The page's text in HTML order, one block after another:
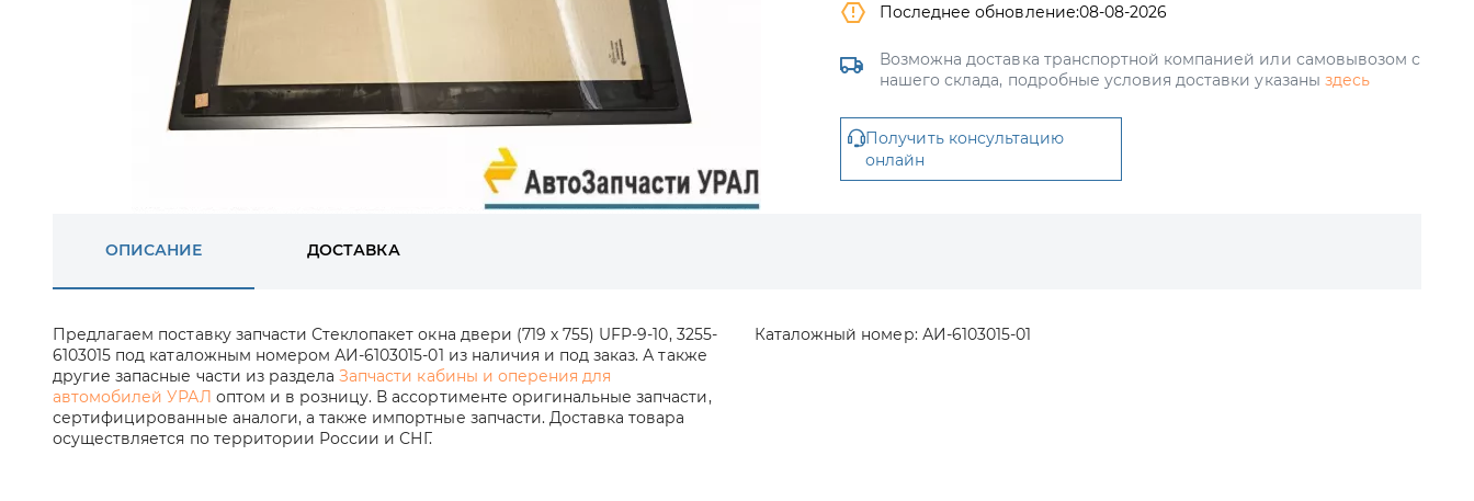
Последнее обновление:08-08-2026
Возможна доставка транспортной компанией или самовывозом с
нашего склада, подробные условия доставки указаны здесь
Получить консультацию
онлайн
ОПИСАНИЕ ДОСТАВКА
Предлагаем поставку запчасти Стеклопакет окна двери (719 х 755) UFP-9-10, 3255-
6103015 под каталожным номером АИ-6103015-01 из наличия и под заказ. А также
другие запасные части из разделаЗапчасти кабины и оперения для
автомобилей УРАЛ оптом и в розницу. В ассортименте оригинальные запчасти,
сертифицированные аналоги, а также импортные запчасти. Доставка товара
осуществляется по территории России и СНГ.
Каталожный номер: АИ-6103015-01